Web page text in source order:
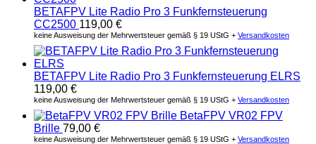
BETAFPV Lite Radio Pro 3 Funkfernsteuerung
CC2500 119,00 €
keine Ausweisung der Mehrwertsteuer gemäß § 19 UStG + Versandkosten
BETAFPV Lite Radio Pro 3 Funkfernsteuerung ELRS
119,00 €
keine Ausweisung der Mehrwertsteuer gemäß § 19 UStG + Versandkosten
BetaFPV VR02 FPV
Brille 79,00 €
keine Ausweisung der Mehrwertsteuer gemäß § 19 UStG + Versandkosten